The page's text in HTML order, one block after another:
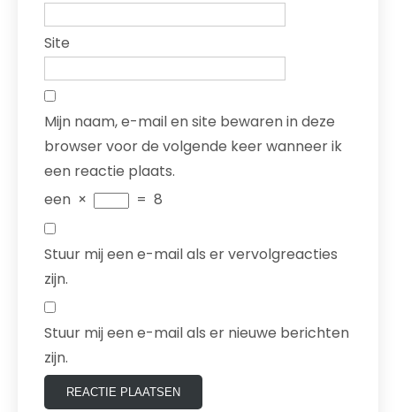
Site
Mijn naam, e-mail en site bewaren in deze
browser voor de volgende keer wanneer ik
een reactie plaats.
een × = 8
Stuur mij een e-mail als er vervolgreacties
zijn.
Stuur mij een e-mail als er nieuwe berichten
zijn.